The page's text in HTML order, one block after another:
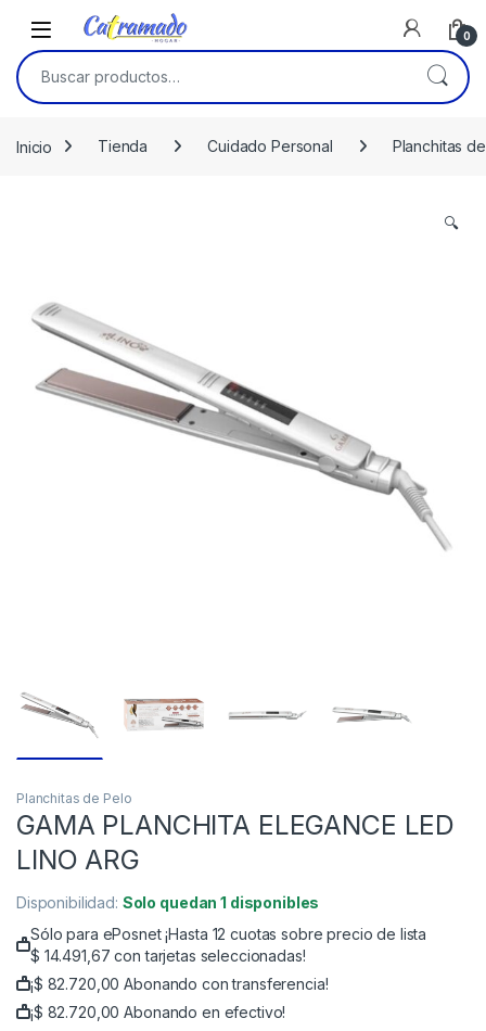
Skip to navigation
Skip to content
0
Buscar por:
Inicio Tienda Cuidado Personal Planchitas
🔍
Planchitas de Pelo
GAMA PLANCHITA ELEGANCE LED
LINO ARG
Disponibilidad: Solo quedan 1 disponibles
Sólo para ePosnet ¡Hasta 12 cuotas sobre precio de lista
$ 14.491,67 con tarjetas seleccionadas!
¡$ 82.720,00 Abonando con transferencia!
¡$ 82.720,00 Abonando en efectivo!